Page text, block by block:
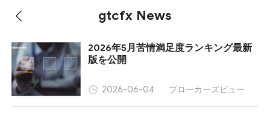
gtcfx News
2026年5月苦情満足度ランキング最新
版を公開
2026-06-04 ブローカーズビュー